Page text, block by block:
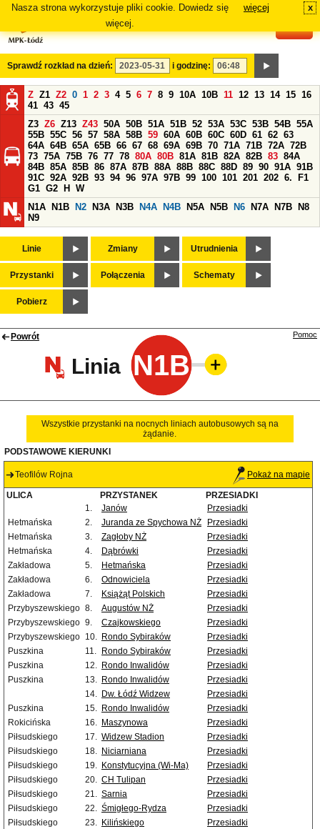
Nasza strona wykorzystuje pliki cookie. Dowiedz się
więcej.
więcej x
Sprawdź rozkład na dzień: i godzinę:
Z Z1 Z2 0 1 2 3 4 5 6 7 8 9 10A 10B 11 12 13 14 15 16
41 43 45
Z3 Z6 Z13 Z43 50A 50B 51A 51B 52 53A 53C 53B 54B 55A
55B 55C 56 57 58A 58B 59 60A 60B 60C 60D 61 62 63
64A 64B 65A 65B 66 67 68 69A 69B 70 71A 71B 72A 72B
73 75A 75B 76 77 78 80A 80B 81A 81B 82A 82B 83 84A
84B 85A 85B 86 87A 87B 88A 88B 88C 88D 89 90 91A 91B
91C 92A 92B 93 94 96 97A 97B 99 100 101 201 202 6.
F1
G1 G2 H
W
N1A
N1B N2 N3A N3B N4A N4B N5A N5B N6 N7A N7B
N8
N9
Linie Zmiany Utrudnienia
Przystanki Połączenia Schematy
Pobierz
Powrót
Linia N1B
Pomoc
Wszystkie przystanki na nocnych liniach autobusowych są na
żądanie.
PODSTAWOWE KIERUNKI
Teofilów Rojna Pokaż na mapie
ULICA PRZYSTANEK
PRZESIADKI
1.
Janów
Przesiadki
Hetmańska
2. Juranda ze Spychowa NŻ
Przesiadki
Hetmańska
3. Zagłoby NŻ
Przesiadki
Hetmańska
4. Dąbrówki
Przesiadki
Zakładowa
5. Hetmańska
Przesiadki
Zakładowa
6. Odnowiciela
Przesiadki
Zakładowa
7. Książąt Polskich
Przesiadki
Przybyszewskiego 8. Augustów NŻ
Przesiadki
Przybyszewskiego 9. Czajkowskiego
Przesiadki
Przybyszewskiego 10. Rondo Sybiraków
Przesiadki
Puszkina
11. Rondo Sybiraków
Przesiadki
Puszkina
12. Rondo Inwalidów
Przesiadki
Puszkina
13. Rondo Inwalidów
Przesiadki
14. Dw. Łódź Widzew
Przesiadki
Puszkina
15. Rondo Inwalidów
Przesiadki
Rokicińska
16. Maszynowa
Przesiadki
Piłsudskiego
17. Widzew Stadion
Przesiadki
Piłsudskiego
18. Niciarniana
Przesiadki
Piłsudskiego
19. Konstytucyjna (Wi-Ma)
Przesiadki
Piłsudskiego
20. CH Tulipan
Przesiadki
Piłsudskiego
21. Sarnia
Przesiadki
Piłsudskiego
22. Śmigłego-Rydza
Przesiadki
Piłsudskiego
23. Kilińskiego
Przesiadki